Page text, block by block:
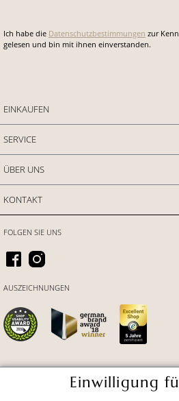
Ich habe die Datenschutzbestimmungen zur
gelesen und bin mit ihnen einverstanden.
EINKAUFEN
SERVICE
ÜBER UNS
KONTAKT
FOLGEN SIE UNS
AUSZEICHNUNGEN
Einwilligung